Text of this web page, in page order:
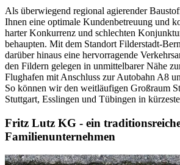
Als überwiegend regional agierender
Ihnen eine optimale Kundenbetreuung und
harter Konkurrenz und schlechten
behaupten. Mit dem Standort Filderstadt-
darüber hinaus eine hervorragende
den Fildern gelegen in unmittelbarer Nähe
Flughafen mit Anschluss zur Autobahn A8
So können wir den weitläufigen Großraum
Stuttgart, Esslingen und Tübingen in
Fritz Lutz KG - ein
Familienunternehmen